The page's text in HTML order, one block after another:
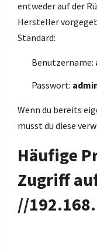
entweder auf der
Hersteller
Standard:
Benutzername:
Passwort:
Wenn du bereits
musst du diese
Häufige
Zugriff
//